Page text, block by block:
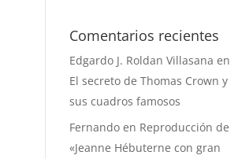
Comentarios recientes
Edgardo J. Roldan Villasana en
El secreto de Thomas Crown y
sus cuadros famosos
Fernandoen Reproducción de
«Jeanne Hébuterne con gran